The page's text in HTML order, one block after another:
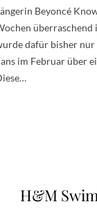
Beyoncé
überraschend
dafür bisher nur
im Februar über
H&M